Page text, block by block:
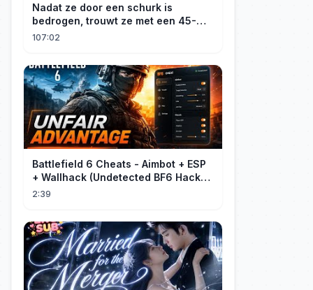
Nadat ze door een schurk is
bedrogen, trouwt ze met een 45-
jarige, gehandicapte CEO. Verslaafd
107:02
Battlefield 6 Cheats - Aimbot + ESP
+ Wallhack (Undetected BF6 Hack
2026)
2:39